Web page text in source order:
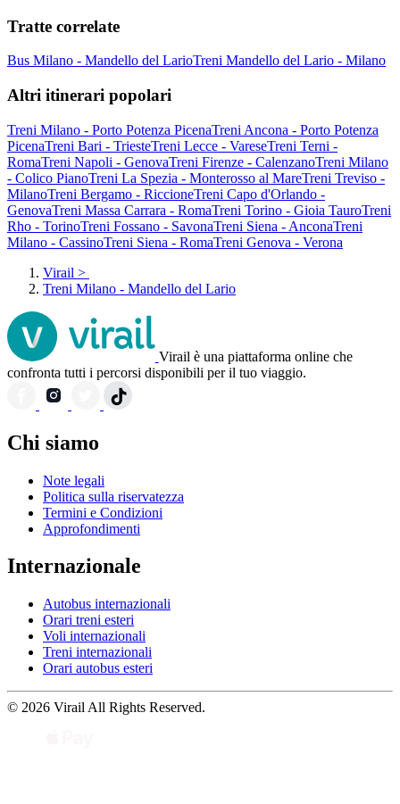
Tratte correlate
Bus Milano - Mandello del LarioTreni Mandello del Lario - Milano
Altri itinerari popolari
Treni Milano - Porto Potenza PicenaTreni Ancona - Porto Potenza
PicenaTreni Bari - TriesteTreni Lecce - VareseTreni Terni -
RomaTreni Napoli - GenovaTreni Firenze - CalenzanoTreni Milano
- Colico PianoTreni La Spezia - Monterosso al MareTreni Treviso -
MilanoTreni Bergamo - RiccioneTreni Capo d'Orlando -
GenovaTreni Massa Carrara - RomaTreni Torino - Gioia TauroTreni
Rho - TorinoTreni Fossano - SavonaTreni Siena - AnconaTreni
Milano - CassinoTreni Siena - RomaTreni Genova - Verona
Virail >
Treni Milano - Mandello del Lario
Virail è una piattaforma online che
confronta tutti i percorsi disponibili per il tuo viaggio.
Chi siamo
Note legali
Politica sulla riservatezza
Termini e Condizioni
Approfondimenti
Internazionale
Autobus internazionali
Orari treni esteri
Voli internazionali
Treni internazionali
Orari autobus esteri
© 2026 Virail All Rights Reserved.